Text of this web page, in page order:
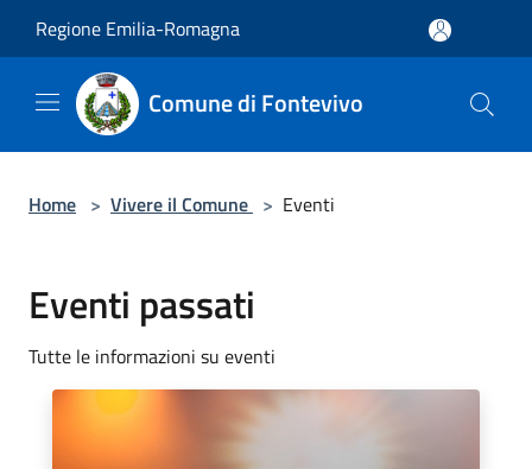
Regione Emilia-Romagna
Comune di Fontevivo
Home > Vivere il Comune > Eventi
Eventi passati
Tutte le informazioni su eventi